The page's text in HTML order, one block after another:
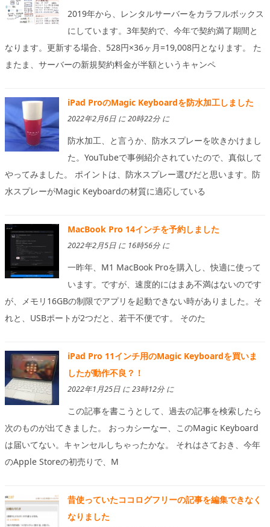
2019年から、レンタルサーバーをカラフルボックス
にしています。3年契約で、今年で契約満了期間と
なります。更新する場合、528円×36ヶ月=19,008円となります。 た
またま、サーバーの新規契約料金が半額というキャンペ
iPad ProのMagic Keyboardを防水加工しました
2022年2月6日 に 20時22分 に
防水加工、と言うか、防水スプレーを吹きかけまし
た。YouTubeで事例紹介されていたので、真似して
やってみました。 ポイントは、防水スプレー選びだと思います。防
水スプレーがMagic Keyboardの材質に適応している
MacBook Pro 14インチを予約しました
2022年2月5日 に 16時56分 に
一昨年、M1 MacBook Proを購入し、快適に使って
います。ですが、速度的にはまあ不満はないのです
が、メモリ16GBの制限でアプリを起動できない時がありました。そ
れと、USBポートが2つだと、若干不便です。 そのた
iPad Pro 11インチ用のMagic Keyboardを買いま
したが動作不良？！
2022年1月25日 に 23時12分 に
この記事を書こうとして、過去の記事を検索したら
次のものが出てきました。 おっカシーなー、このMagic Keyboard
は届いてない。キャンセルしちゃったかな。 それはさておき、今年
のApple Storeの初売りで、M
昔使っていたココログフリーの記事を編集できなく
なりました